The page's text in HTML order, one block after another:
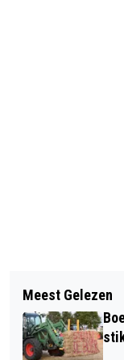
GEEN
STILLE
VIJF
NAAR
Meest Gelezen